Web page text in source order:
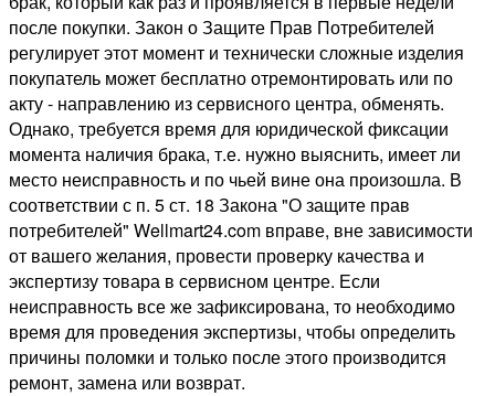
после покупки. Закон о Защите Прав Потребителей
регулирует этот момент и технически сложные изделия
покупатель может бесплатно отремонтировать или по
акту - направлению из сервисного центра, обменять.
Однако, требуется время для юридической фиксации
момента наличия брака, т.е. нужно выяснить, имеет ли
место неисправность и по чьей вине она произошла. В
соответствии с п. 5 ст. 18 Закона "О защите прав
потребителей" Wellmart24.com вправе, вне зависимости
от вашего желания, провести проверку качества и
экспертизу товара в сервисном центре. Если
неисправность все же зафиксирована, то необходимо
время для проведения экспертизы, чтобы определить
причины поломки и только после этого производится
ремонт, замена или возврат.